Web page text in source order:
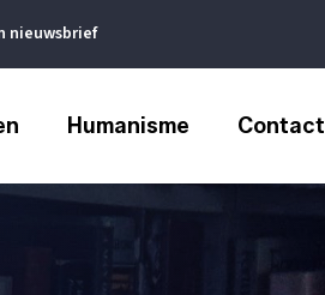
nieuwsbrief
Humanisme Contact